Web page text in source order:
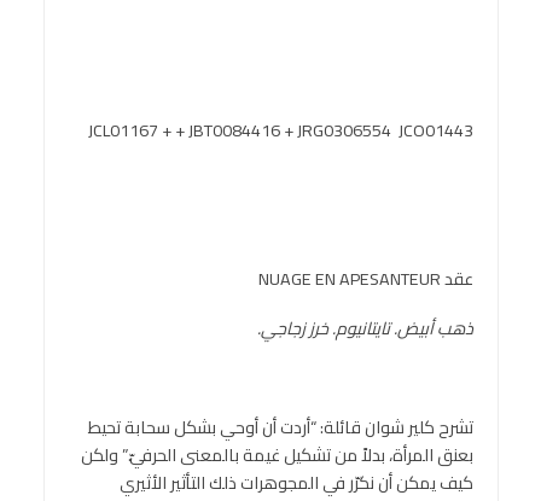
JCL01167 + + JBT0084416 + JRG0306554 JCO01443
عقد NUAGE EN APESANTEUR
ذهب أبيض. تايتانيوم. خرز زجاجي.
تشرح كلير شوان قائلة: “أردت أن أوحي بشكل سحابة تحيط
بعنق المرأة، بدلاً من تشكيل غيمة بالمعنى الحرفيّ.” ولكن
كيف يمكن أن نكرّر في المجوهرات ذلك التأثير الأثيري